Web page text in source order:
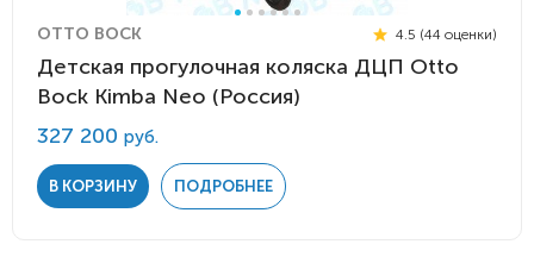
OTTO BOCK 4.5 (44 оценки)
Детская прогулочная коляска ДЦП Otto
Bock Kimba Neo (Россия)
327 200 руб.
В КОРЗИНУ ПОДРОБНЕЕ